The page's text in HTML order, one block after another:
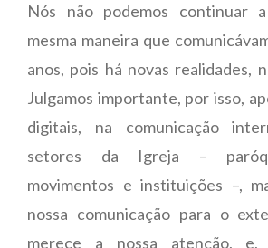
Nós não podemos continuar
mesma maneira que
anos, pois há novas realidades,
Julgamos importante, por isso,
digitais, na comunicação
setores da Igreja –
movimentos e instituições –,
nossa comunicação para o
merece a nossa atenção, e,